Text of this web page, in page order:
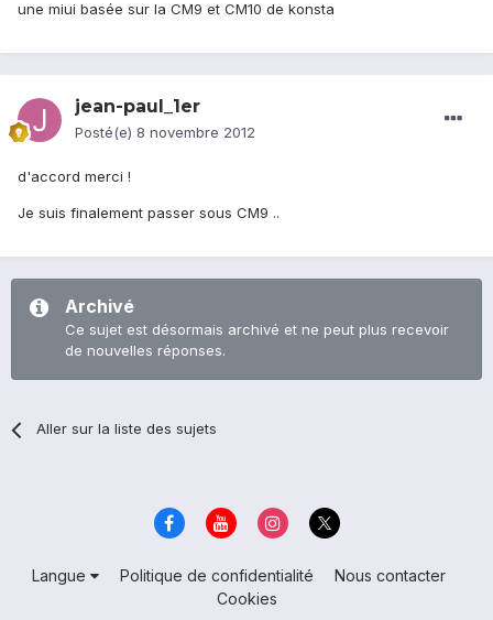
une miui basée sur la CM9 et CM10 de konsta
jean-paul_1er
Posté(e) 8 novembre 2012
d'accord merci !
Je suis finalement passer sous CM9 ..
Archivé
Ce sujet est désormais archivé et ne peut plus recevoir
de nouvelles réponses.
Aller sur la liste des sujets
Langue Politique de confidentialité
Nous contacter
Cookies